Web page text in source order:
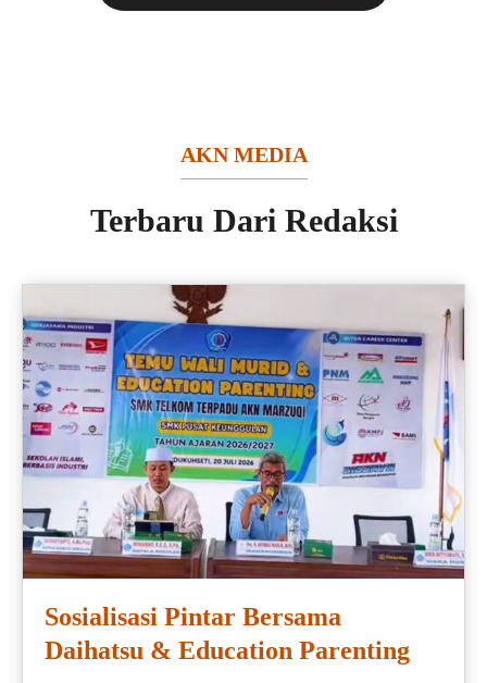
AKN MEDIA
Terbaru Dari Redaksi
Sosialisasi Pintar Bersama
Daihatsu & Education Parenting